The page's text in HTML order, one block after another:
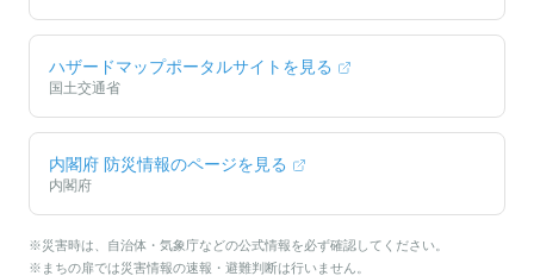
ハザードマップポータルサイトを見る
国土交通省
内閣府 防災情報のページを見る
内閣府
※災害時は、自治体・気象庁などの公式情報を必ず確認してください。
※まちの扉では災害情報の速報・避難判断は行いません。